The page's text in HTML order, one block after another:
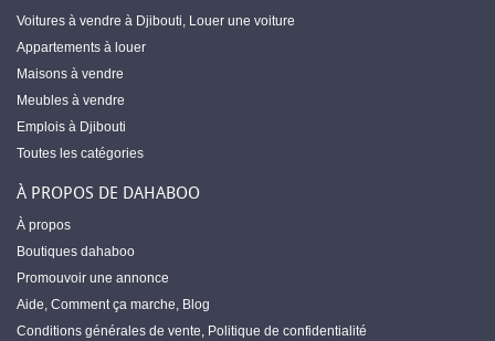
Voitures à vendre à Djibouti, Louer une voiture
Appartements à louer
Maisons à vendre
Meubles à vendre
Emplois à Djibouti
Toutes les catégories
À PROPOS DE DAHABOO
À propos
Boutiques dahaboo
Promouvoir une annonce
Aide, Comment ça marche, Blog
Conditions générales de vente, Politique de confidentialité